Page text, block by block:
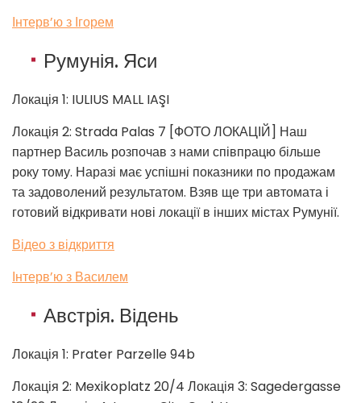
Інтерв’ю з Ігорем
Румунія. Яси
Локація 1: IULIUS MALL IAŞI
Локація 2: Strada Palas 7 [ФОТО ЛОКАЦІЙ] Наш
партнер Василь розпочав з нами співпрацю більше
року тому. Наразі має успішні показники по продажам
та задоволений результатом. Взяв ще три автомата і
готовий відкривати нові локації в інших містах Румунії.
Відео з відкриття
Інтерв’ю з Василем
Австрія. Відень
Локація 1: Prater Parzelle 94b
Локація 2: Mexikoplatz 20/4 Локація 3: Sagedergasse